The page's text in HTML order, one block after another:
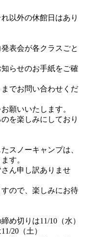
以外の休館日はあり
表会が各クラスごと
らせのお手紙をご確
でお問い合わせくだ
願いいたします。
を楽しみにしており
スノーキャンプは、
す。
ん申し訳ありませ
ので、楽しみにお待
め切りは11/10（水）
20（土）